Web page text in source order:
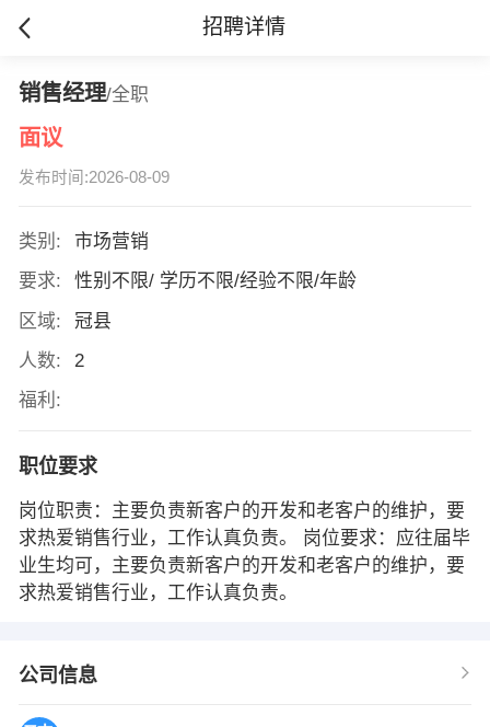
招聘详情
销售经理/全职
面议
发布时间:2026-08-09
类别:
市场营销
要求:
性别不限/ 学历不限/经验不限/年龄
区域:
冠县
人数:
2
福利:
职位要求
岗位职责：主要负责新客户的开发和老客户的维护，要
求热爱销售行业，工作认真负责。 岗位要求：应往届毕
业生均可，主要负责新客户的开发和老客户的维护，要
求热爱销售行业，工作认真负责。
公司信息